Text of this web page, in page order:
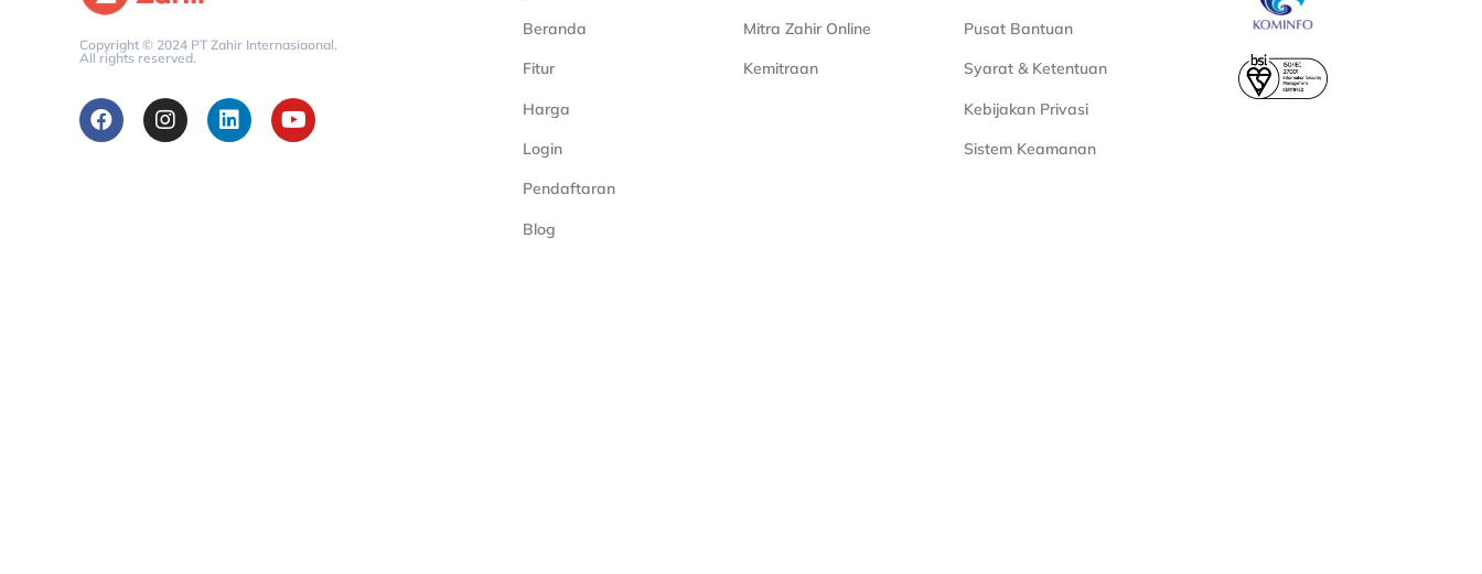
Copyright © 2024 PT Zahir Internasiaonal.
All rights reserved.
Beranda
Fitur
Harga
Login
Pendaftaran
Blog
Mitra Zahir Online
Kemitraan
Pusat Bantuan
Syarat & Ketentuan
Kebijakan Privasi
Sistem Keamanan